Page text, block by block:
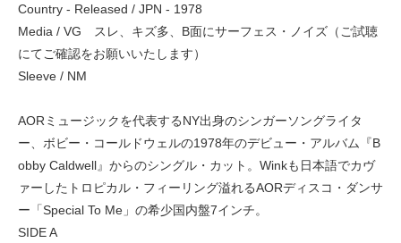
Country - Released / JPN - 1978
Media / VG スレ、キズ多、B面にサーフェス・ノイズ（ご試聴
にてご確認をお願いいたします）
Sleeve / NM
AORミュージックを代表するNY出身のシンガーソングライタ
ー、ボビー・コールドウェルの1978年のデビュー・アルバム『B
obby Caldwell』からのシングル・カット。Winkも日本語でカヴ
ァーしたトロピカル・フィーリング溢れるAORディスコ・ダンサ
ー「Special To Me」の希少国内盤7インチ。
SIDE A